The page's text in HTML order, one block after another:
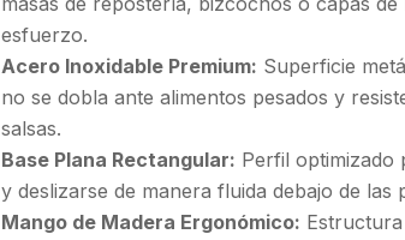
esfuerzo.
Acero Inoxidable Premium: Superficie
no se dobla ante alimentos pesados y
salsas.
Base Plana Rectangular: Perfil optimizado
y deslizarse de manera fluida debajo de
Mango de Madera Ergonómico: